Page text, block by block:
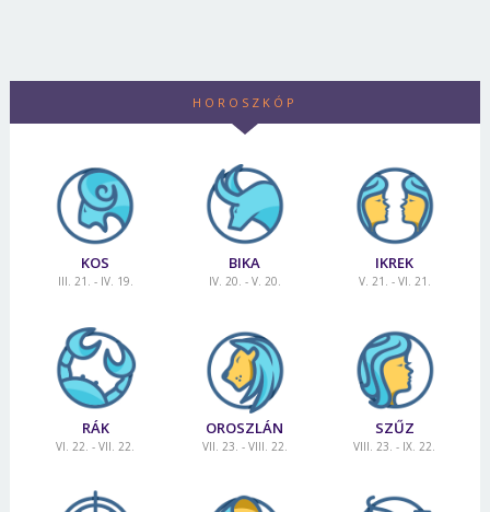
HOROSZKÓP
KOS
III. 21. - IV. 19.
BIKA
IV. 20. - V. 20.
IKREK
V. 21. - VI. 21.
RÁK
VI. 22. - VII. 22.
OROSZLÁN
VII. 23. - VIII. 22.
SZŰZ
VIII. 23. - IX. 22.